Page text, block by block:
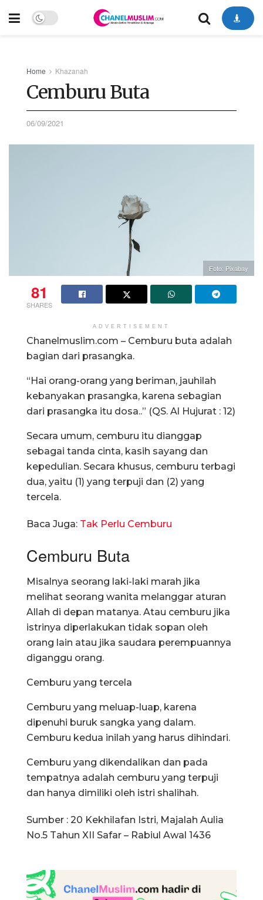
Home Khazanah
Cemburu Buta
06/09/2021
Foto: Pixabay
81
SHARES
ADVERTISEMENT
Chanelmuslim.com – Cemburu buta adalah
bagian dari prasangka.
“Hai orang-orang yang beriman, jauhilah
kebanyakan prasangka, karena sebagian
dari prasangka itu dosa..” (QS. Al Hujurat : 12)
Secara umum, cemburu itu dianggap
sebagai tanda cinta, kasih sayang dan
kepedulian. Secara khusus, cemburu terbagi
dua, yaitu (1) yang terpuji dan (2) yang
tercela.
Baca Juga: Tak Perlu Cemburu
Cemburu Buta
Misalnya seorang laki-laki marah jika
melihat seorang wanita melanggar aturan
Allah di depan matanya. Atau cemburu jika
istrinya diperlakukan tidak sopan oleh
orang lain atau jika saudara perempuannya
diganggu orang.
Cemburu yang tercela
Cemburu yang meluap-luap, karena
dipenuhi buruk sangka yang dalam.
Cemburu kedua inilah yang harus dihindari.
Cemburu yang dikendalikan dan pada
tempatnya adalah cemburu yang terpuji
dan hanya dimiliki oleh istri shalihah.
Sumber : 20 Kekhilafan Istri, Majalah Aulia
No.5 Tahun XII Safar – Rabiul Awal 1436